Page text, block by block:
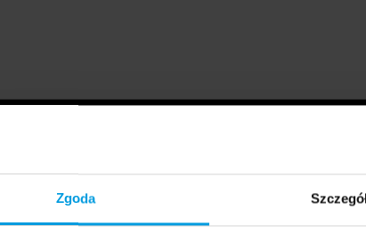
Zgoda